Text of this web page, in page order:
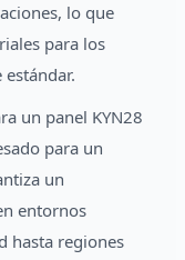
lo que
para los
un panel KYN28
para un
un
entornos
hasta regiones